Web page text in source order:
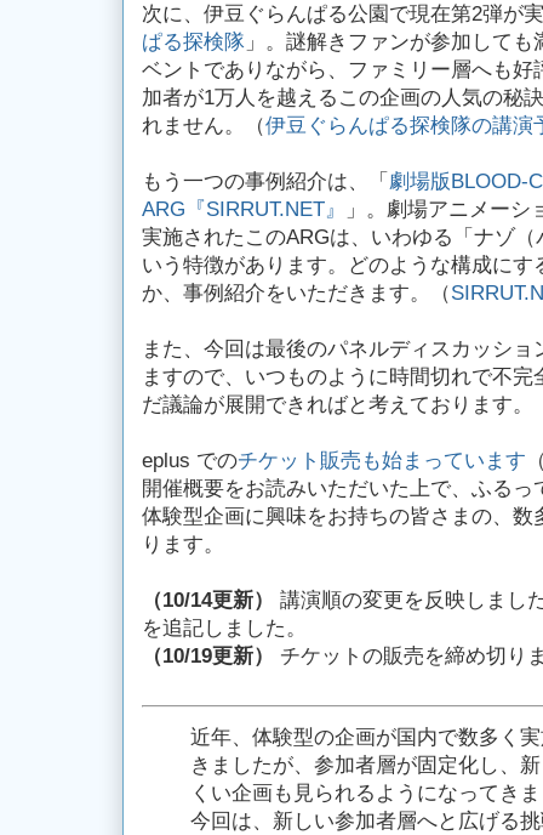
次に、伊豆ぐらんぱる公園で現在第2弾が
ぱる探検隊 」。謎解きファンが参加して
ベントでありながら、ファミリー層へも
加者が1万人を越えるこの企画の人気の秘
れません。（伊豆ぐらんぱる探検隊の講演
もう一つの事例紹介は、「 劇場版BLOOD-
ARG『SIRRUT.NET』
」。劇場アニメー
実施されたこのARGは、いわゆる「ナゾ
いう特徴があります。どのような構成に
か、事例紹介をいただきます。（
また、今回は最後のパネルディスカッシ
ますので、いつものように時間切れで不
だ議論が展開できればと考えております。
eplus でのチケット販売も始まっています
開催概要をお読みいただいた上で、ふる
体験型企画に興味をお持ちの皆さまの、
ります。
（10/14更新）
講演順の変更を反映しまし
を追記しました。
（10/19更新）
チケットの販売を締め切り
近年、体験型の企画が国内で数多く
きましたが、参加者層が固定化し、
くい企画も見られるようになってき
今回は、新しい参加者層へと広げる